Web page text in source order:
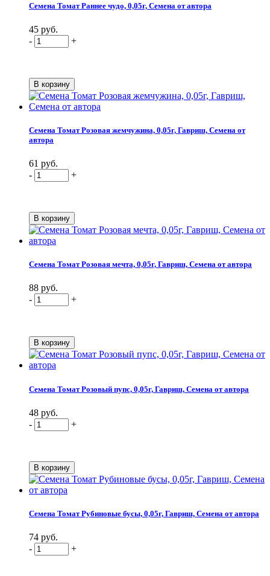
Семена Томат Раннее чудо, 0,05г, Семена от автора
45 руб.
-
+
Семена Томат Розовая жемчужина, 0,05г, Гавриш, Семена от
автора
61 руб.
-
+
Семена Томат Розовая мечта, 0,05г, Гавриш, Семена от автора
88 руб.
-
+
Семена Томат Розовый пупс, 0,05г, Гавриш, Семена от автора
48 руб.
-
+
Семена Томат Рубиновые бусы, 0,05г, Гавриш, Семена от автора
74 руб.
-
+